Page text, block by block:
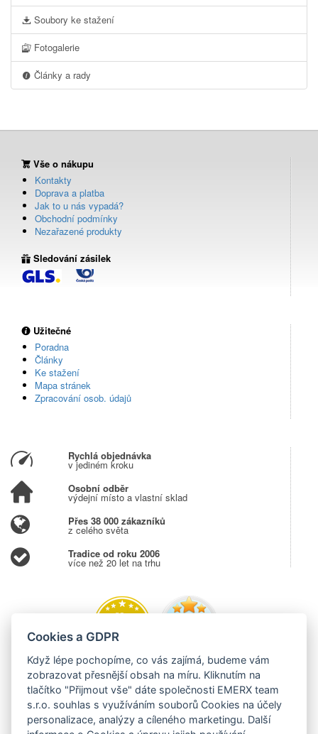
Soubory ke stažení
Fotogalerie
Články a rady
Vše o nákupu
Kontakty
Doprava a platba
Jak to u nás vypadá?
Obchodní podmínky
Nezařazené produkty
Sledování zásilek
Užitečné
Poradna
Články
Ke stažení
Mapa stránek
Zpracování osob. údajů
Rychlá objednávka
v jediném kroku
Osobní odběr
výdejní místo a vlastní sklad
Přes 38 000 zákazníků
z celého světa
Tradice od roku 2006
více než 20 let na trhu
Cookies a GDPR
Když lépe pochopíme, co vás zajímá, budeme vám
zobrazovat přesnější obsah na míru. Kliknutím na
tlačítko "Přijmout vše" dáte společnosti EMERX team
s.r.o. souhlas s využíváním souborů Cookies na účely
personalizace, analýzy a cíleného marketingu. Další